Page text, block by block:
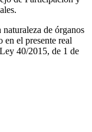
de órganos
el presente real
40/2015, de 1 de